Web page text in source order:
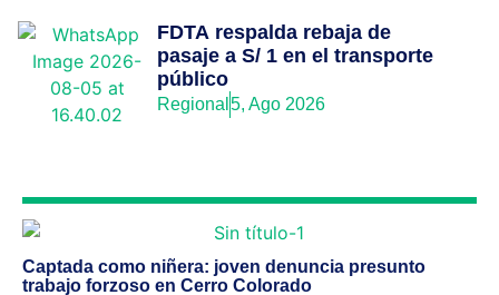
FDTA respalda rebaja de
pasaje a S/ 1 en el transporte
público
Regional 5, Ago 2026
Captada como niñera: joven denuncia presunto
trabajo forzoso en Cerro Colorado